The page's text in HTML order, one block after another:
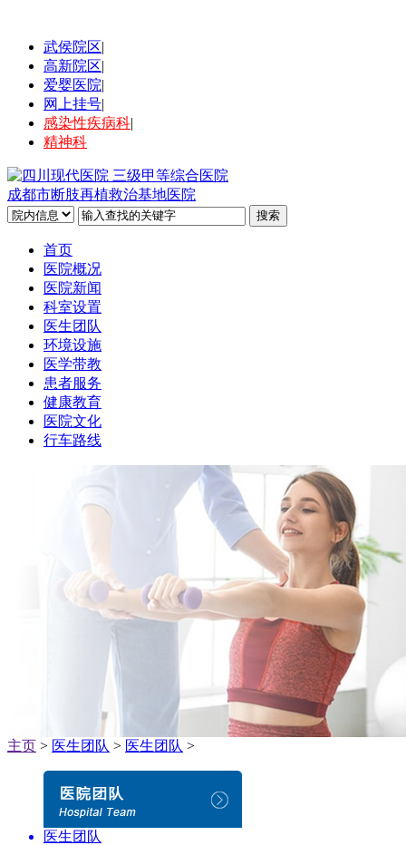
武侯院区|
高新院区|
爱婴医院|
网上挂号|
感染性疾病科|
精神科
成都市断肢再植救治基地医院
首页
医院概况
医院新闻
科室设置
医生团队
环境设施
医学带教
患者服务
健康教育
医院文化
行车路线
主页 > 医生团队 > 医生团队 >
医生团队